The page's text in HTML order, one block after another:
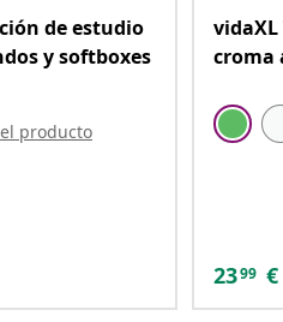
de estudio
y softboxes
producto
croma
2399 €